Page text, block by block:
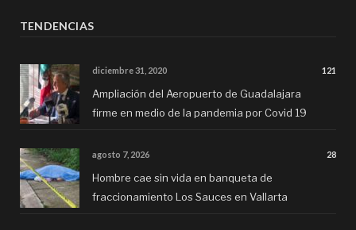
TENDENCIAS
diciembre 31, 2020 121
Ampliación del Aeropuerto de Guadalajara
firme en medio de la pandemia por Covid 19
agosto 7, 2026 28
Hombre cae sin vida en banqueta de
fraccionamiento Los Sauces en Vallarta